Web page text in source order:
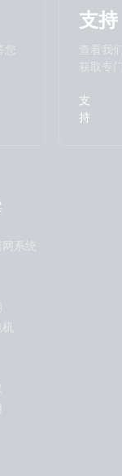
支持
查看我
获取专
支
持
系统